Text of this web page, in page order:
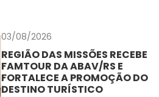
03/08/2026
REGIÃO DAS MISSÕES RECEBE
FAMTOUR DA ABAV/RS E
FORTALECE A PROMOÇÃO DO
DESTINO TURÍSTICO